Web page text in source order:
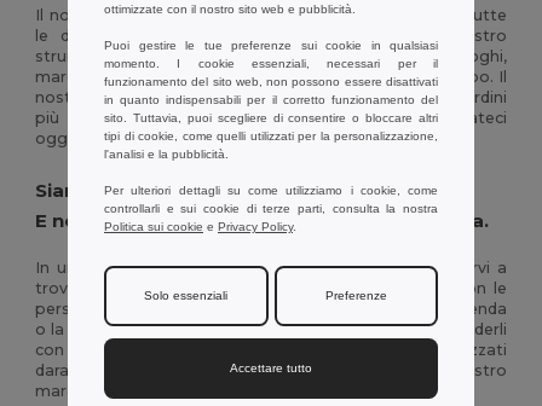
Il nostro obiettivo è quello di potenziare le aziende di tutte
le dimensioni attraverso la personalizzazione. Il nostro
strumento di facile utilizzo vi permette di aggiungere loghi,
marchi o immagini ai nostri prodotti in pochissimo tempo. Il
nostro team di assistenza clienti è a disposizione per ordini
più grandi e richieste più dettagliate, quindi contattateci
oggi stesso!
Siamo un'azienda che sogna in grande.
E noi vogliamo lo stesso per la vostra azienda.
In un mondo sempre più competitivo, vogliamo aiutarvi a
trovare il tempo per creare quei legami importanti con le
persone che contano. Se il vostro marchio, la vostra azienda
o la vostra squadra vi appassionano, perché non condividerli
con gli altri? I nostri capi di abbigliamento personalizzati
daranno vita ai vostri disegni e potenzieranno il vostro
marchio con prodotti che dureranno nel tempo!
ottimizzate con il nostro sito web e pubblicità.
Puoi gestire le tue preferenze sui cookie in qualsiasi
momento. I cookie essenziali, necessari per il
funzionamento del sito web, non possono essere disattivati
in quanto indispensabili per il corretto funzionamento del
sito. Tuttavia, puoi scegliere di consentire o bloccare altri
tipi di cookie, come quelli utilizzati per la personalizzazione,
l'analisi e la pubblicità.
Per ulteriori dettagli su come utilizziamo i cookie, come
controllarli e sui cookie di terze parti, consulta la nostra
Politica sui cookie e Privacy Policy.
Solo essenziali Preferenze
Accettare tutto